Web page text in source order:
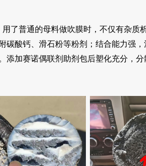
了普通的母料做吹膜时，不仅有杂质
碳酸钙、滑石粉等粉剂；结合能力强
加赛诺偶联剂助剂包后塑化充分，分